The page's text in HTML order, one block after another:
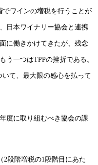
ワインの増税を行うことが
日本ワイナリー協会と連携
に働きかけてきたが、残念
う一つはTPPの挫折である。
て、最大限の感心を払って
度に取り組むべき協会の課
2段階増税の1段階目にあた